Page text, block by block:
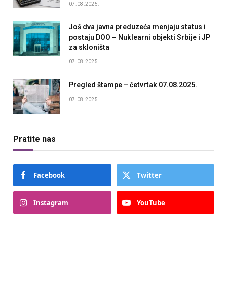
07.08.2025.
Još dva javna preduzeća menjaju status i
postaju DOO – Nuklearni objekti Srbije i JP
za skloništa
07.08.2025.
Pregled štampe – četvrtak 07.08.2025.
07.08.2025.
Pratite nas
Facebook Twitter
Instagram YouTube